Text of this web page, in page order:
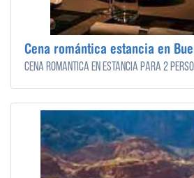
Cena romántica estancia en
Cena romántica en estancia para 2